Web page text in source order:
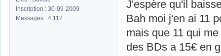
Inscription : 30-09-2009
Messages : 4 112
J'espère qu'il
Bah moi j'en ai 11
mais que 11 qui
des BDs a 15€ en